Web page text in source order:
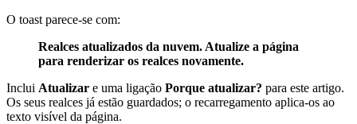
O toast parece-se com:
Realces atualizados da nuvem. Atualize a página
para renderizar os realces novamente.
Inclui Atualizar e uma ligação Porque atualizar? para este artigo.
Os seus realces já estão guardados; o recarregamento aplica-os ao
texto visível da página.